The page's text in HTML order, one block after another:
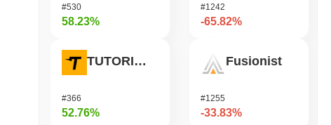
#530
58.23%
TUTORIAL
#366
52.76%
#1242
-65.82%
Fusionist
#1255
-33.83%